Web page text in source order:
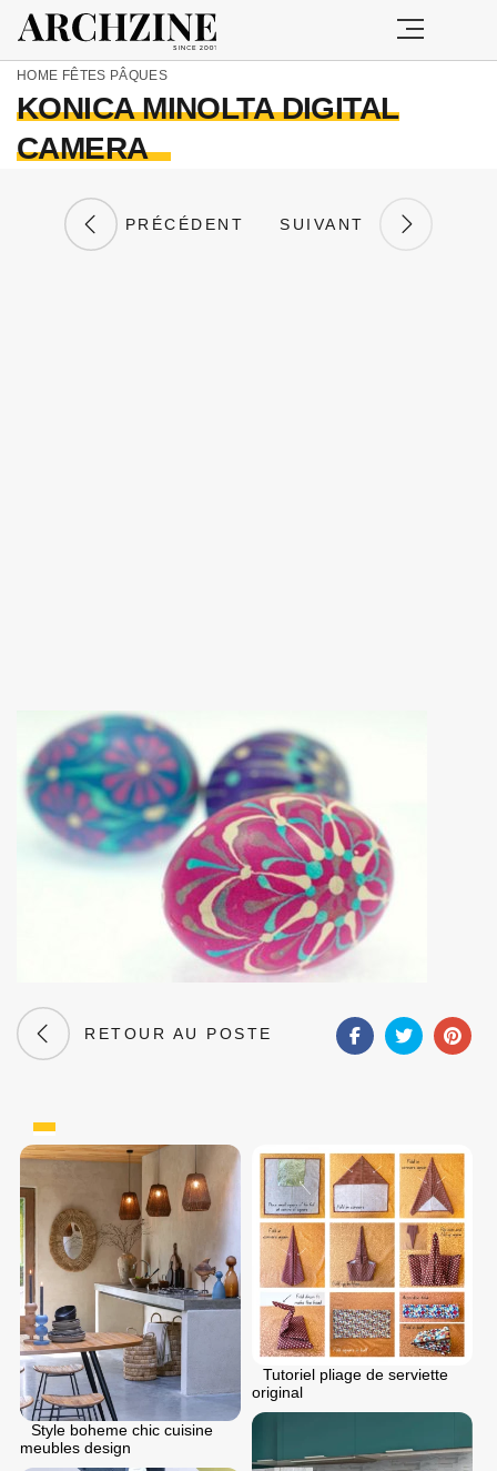
HOME FÊTES PÂQUES
KONICA MINOLTA DIGITAL
CAMERA
PRÉCÉDENT SUIVANT
RETOUR AU POSTE
Style boheme chic cuisine
meubles design
Tutoriel pliage de serviette
original